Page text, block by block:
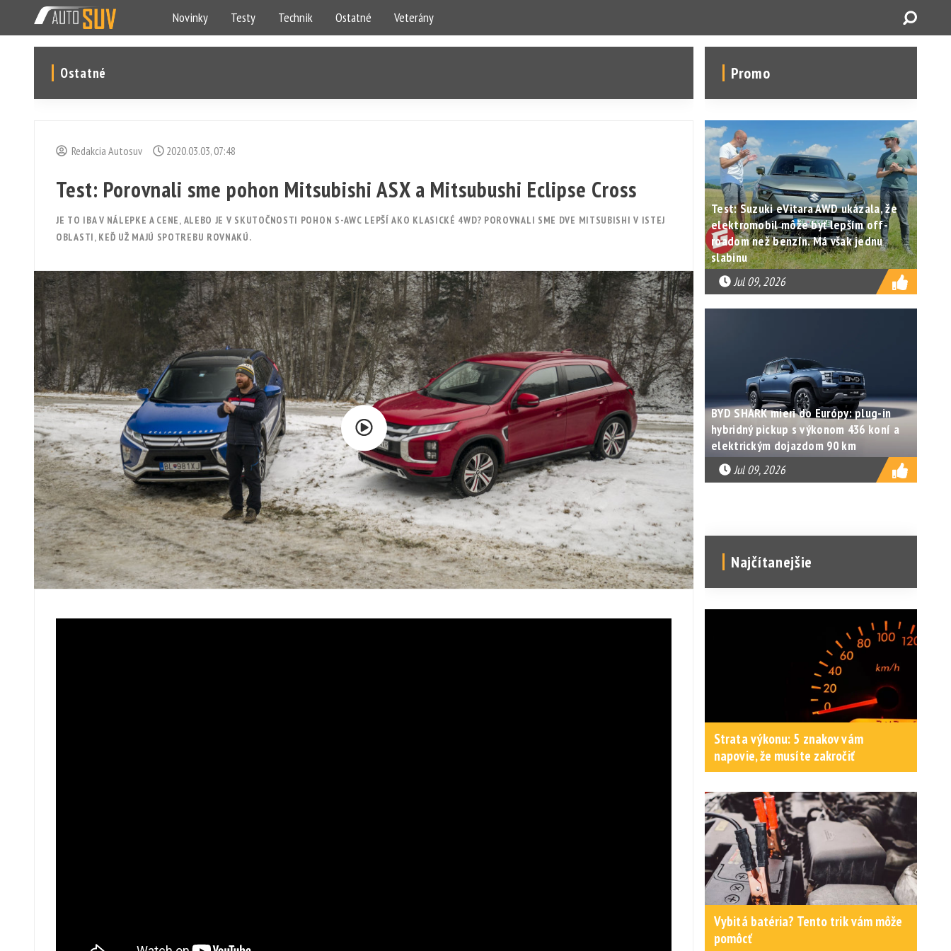
Novinky Testy Technik Ostatné Veterány
Ostatné
Redakcia Autosuv 2020.03.03, 07:48
Test: Porovnali sme pohon Mitsubishi ASX a Mitsubushi Eclipse Cross
JE TO IBA V NÁLEPKE A CENE, ALEBO JE V SKUTOČNOSTI POHON S-AWC LEPŠÍ AKO KLASICKÉ 4WD? POROVNALI SME DVE MITSUBISHI V ISTEJ
OBLASTI, KEĎ UŽ MAJÚ SPOTREBU ROVNAKÚ.
Promo
Test: Suzuki eVitara AWD ukázala, že
elektromobil môže byť lepším off-
roadom než benzín. Má však jednu
slabinu
Jul 09, 2026
BYD SHARK mieri do Európy: plug-in
hybridný pickup s výkonom 436 koní a
elektrickým dojazdom 90 km
Jul 09, 2026
Najčítanejšie
Strata výkonu: 5 znakov vám
napovie, že musíte zakročiť
Vybitá batéria? Tento trik vám môže
pomôcť